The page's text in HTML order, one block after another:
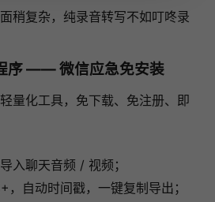
稍复杂，纯录音转写不如叮咚录
序 —— 微信应急免安装
量化工具，免下载、免注册、即
入聊天音频 / 视频；
自动时间戳，一键复制导出；